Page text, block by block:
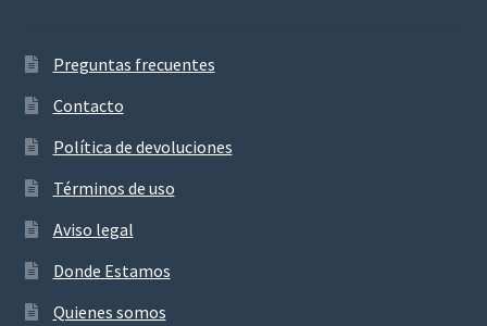
Preguntas frecuentes
Contacto
Política de devoluciones
Términos de uso
Aviso legal
Donde Estamos
Quienes somos